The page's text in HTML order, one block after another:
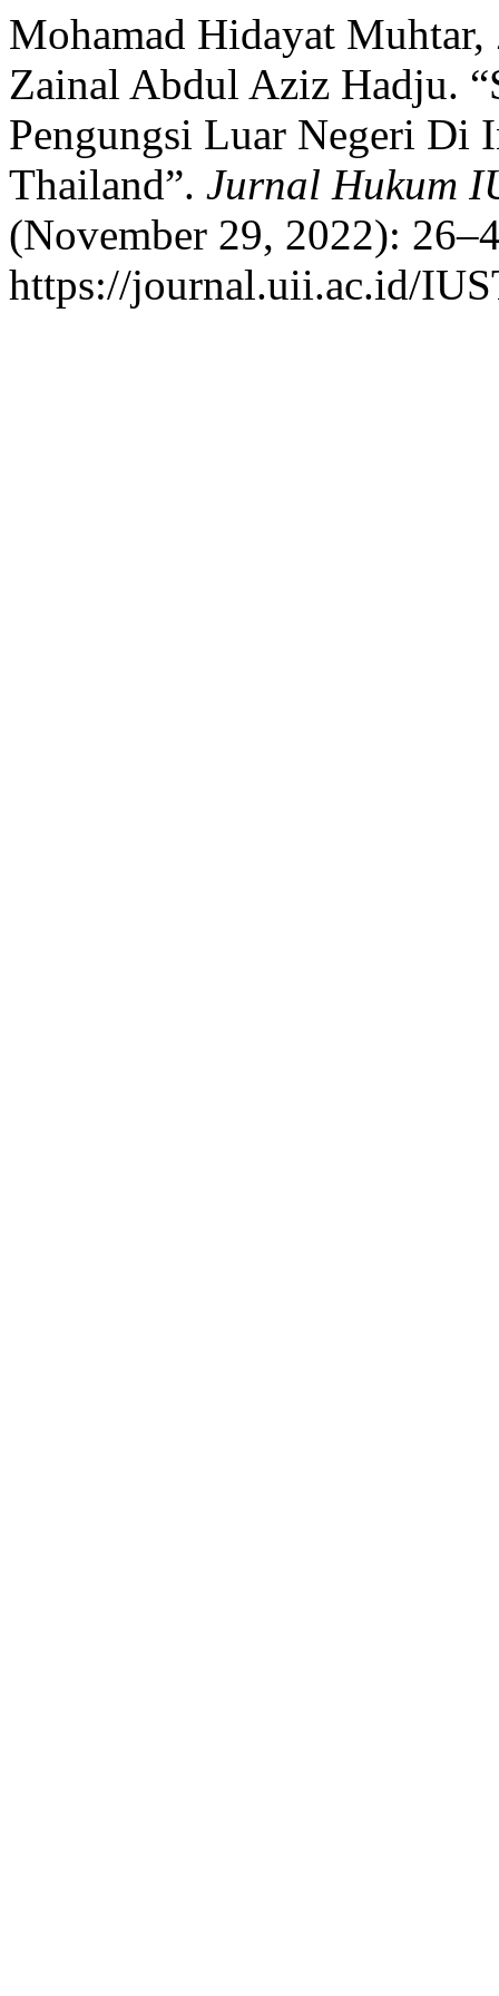
Mohamad Hidayat Muhtar,
Zainal Abdul Aziz Hadju.
Pengungsi Luar Negeri Di
Thailand”. Jurnal Hukum
(November 29, 2022):
https://journal.uii.ac.id/